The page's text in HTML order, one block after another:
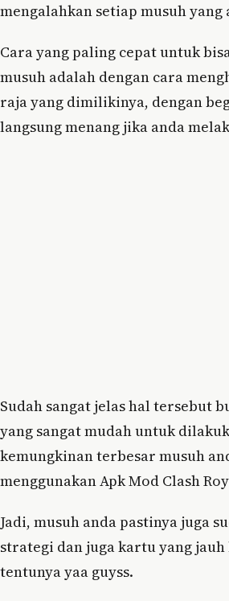
mengalahkan setiap musuh yang
Cara yang paling cepat untuk
musuh adalah dengan cara
raja yang dimilikinya, dengan
langsung menang jika anda
Sudah sangat jelas hal tersebut
yang sangat mudah untuk
kemungkinan terbesar musuh
menggunakan Apk Mod Clash
Jadi, musuh anda pastinya juga
strategi dan juga kartu yang
tentunya yaa guyss.